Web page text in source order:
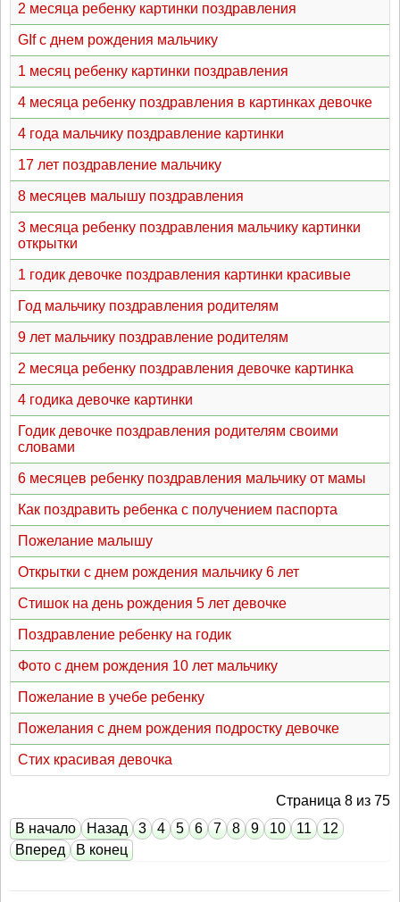
2 месяца ребенку картинки поздравления
GIf с днем рождения мальчику
1 месяц ребенку картинки поздравления
4 месяца ребенку поздравления в картинках девочке
4 года мальчику поздравление картинки
17 лет поздравление мальчику
8 месяцев малышу поздравления
3 месяца ребенку поздравления мальчику картинки
открытки
1 годик девочке поздравления картинки красивые
Год мальчику поздравления родителям
9 лет мальчику поздравление родителям
2 месяца ребенку поздравления девочке картинка
4 годика девочке картинки
Годик девочке поздравления родителям своими
словами
6 месяцев ребенку поздравления мальчику от мамы
Как поздравить ребенка с получением паспорта
Пожелание малышу
Открытки с днем рождения мальчику 6 лет
Стишок на день рождения 5 лет девочке
Поздравление ребенку на годик
Фото с днем рождения 10 лет мальчику
Пожелание в учебе ребенку
Пожелания с днем рождения подростку девочке
Стих красивая девочка
Страница 8 из 75
В начало
Назад 3 4 5 6 7 8 9 10 11
12
Вперед
В конец